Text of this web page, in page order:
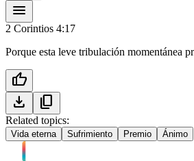
menu
2 Corintios 4:17
Porque esta leve tribulación momentánea
thumb_up
download
content_copy
Related topics:
Vida eterna Sufrimiento Premio Ánimo